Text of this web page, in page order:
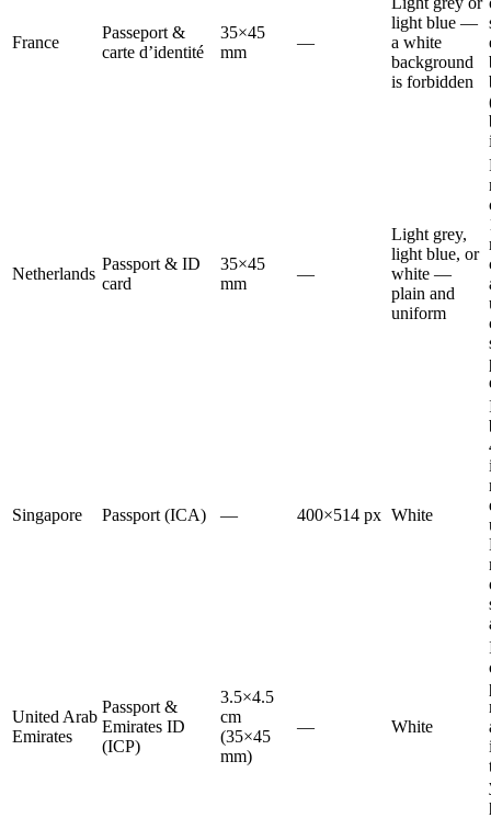
France
Passeport &
carte d’identité
35×45
mm
—
light blue —
a white
background
is forbidden
Netherlands
Passport & ID
card
35×45
mm
—
Light grey,
light blue, or
white —
plain and
uniform
Singapore Passport (ICA) — 400×514 px White
United Arab
Emirates
Passport &
Emirates ID
(ICP)
3.5×4.5
cm
(35×45
mm)
— White